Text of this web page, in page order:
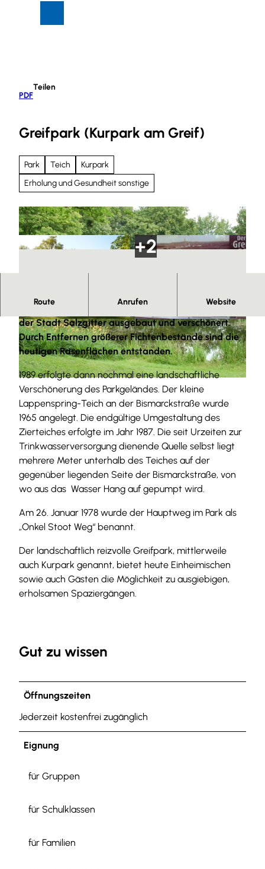
PDF
Teilen
Greifpark (Kurpark am Greif)
Park Teich
Kurpark
Erholung und Gesundheit sonstige
© Tourist-Information Salzgitter |CC-BY © Tourist-Information Salzgitter |CC-BY
Route Anrufen Website
Zwischen 1956 und 1963 wurde die Parkanlage von
der Stadt Salzgitter ausgebaut und verschönert.
Durch Entfernen größerer Fichtenbestände sind die
heutigen Rasenflächen entstanden.
1989 erfolgte dann nochmal eine landschaftliche
Verschönerung des Parkgeländes. Der kleine
Lappenspring-Teich an der Bismarckstraße wurde
1965 angelegt. Die endgültige Umgestaltung des
Zierteiches erfolgte im Jahr 1987. Die seit Urzeiten zur
Trinkwasserversorgung dienende Quelle selbst liegt
mehrere Meter unterhalb des Teiches auf der
gegenüber liegenden Seite der Bismarckstraße, von
wo aus das Wasser Hang auf gepumpt wird.
Am 26. Januar 1978 wurde der Hauptweg im Park als
„Onkel Stoot Weg“ benannt.
Der landschaftlich reizvolle Greifpark, mittlerweile
auch Kurpark genannt, bietet heute Einheimischen
sowie auch Gästen die Möglichkeit zu ausgiebigen,
erholsamen Spaziergängen.
Gut zu wissen
Öffnungszeiten
Jederzeit kostenfrei zugänglich
Eignung
für Gruppen
für Schulklassen
für Familien